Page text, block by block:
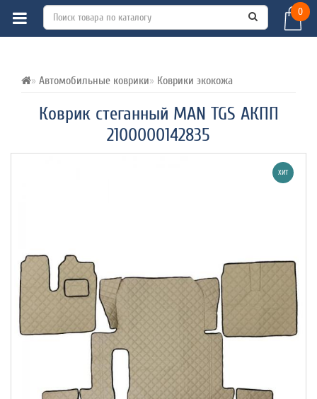
0
Автомобильные коврики Коврики экокожа
Коврик стеганный MAN TGS АКПП
2100000142835
ВСЕ О ТОВАРЕ ХАРАКТЕРИСТИКИ
ХИТ